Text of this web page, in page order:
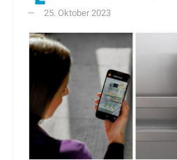
25. Oktober 2023